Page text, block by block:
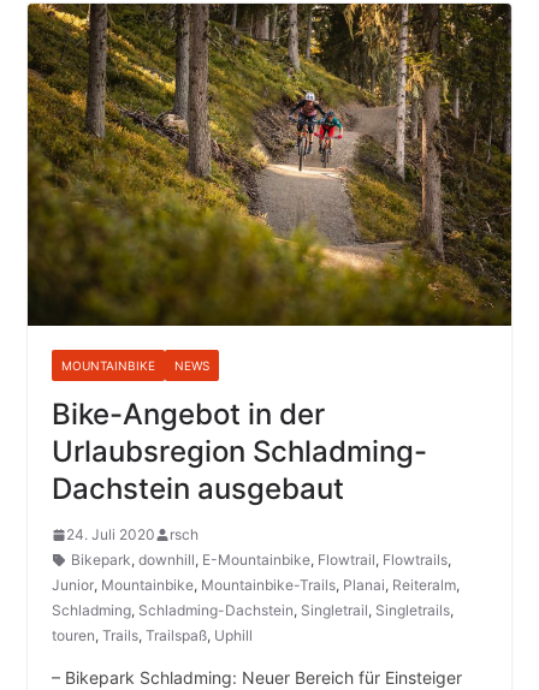
MOUNTAINBIKE NEWS
Bike-Angebot in der
Urlaubsregion Schladming-
Dachstein ausgebaut
24. Juli 2020
rsch
Bikepark, downhill, E-Mountainbike, Flowtrail, Flowtrails,
Junior, Mountainbike, Mountainbike-Trails, Planai, Reiteralm,
Schladming, Schladming-Dachstein, Singletrail, Singletrails,
touren, Trails, Trailspaß, Uphill
– Bikepark Schladming: Neuer Bereich für Einsteiger